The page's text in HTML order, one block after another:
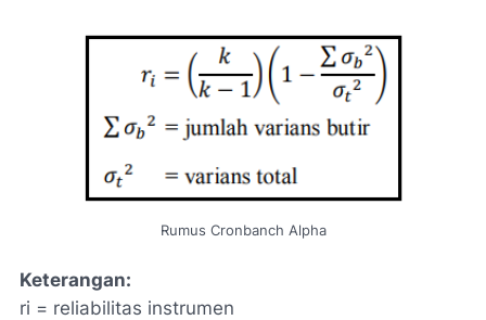
Rumus Cronbanch Alpha
Keterangan:
ri = reliabilitas instrumen